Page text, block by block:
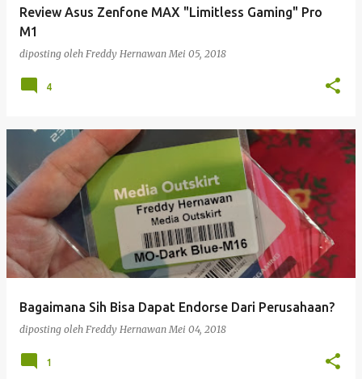
Review Asus Zenfone MAX "Limitless Gaming" Pro
M1
diposting oleh Freddy Hernawan Mei 05, 2018
4
Bagaimana Sih Bisa Dapat Endorse Dari Perusahaan?
diposting oleh Freddy Hernawan Mei 04, 2018
1